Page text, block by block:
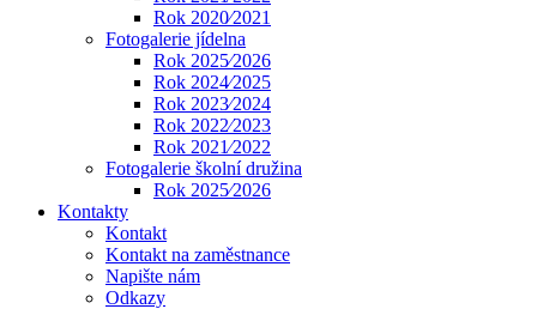
Rok 2020⁄2021
Fotogalerie jídelna
Rok 2025⁄2026
Rok 2024⁄2025
Rok 2023⁄2024
Rok 2022⁄2023
Rok 2021⁄2022
Fotogalerie školní družina
Rok 2025⁄2026
Kontakty
Kontakt
Kontakt na zaměstnance
Napište nám
Odkazy